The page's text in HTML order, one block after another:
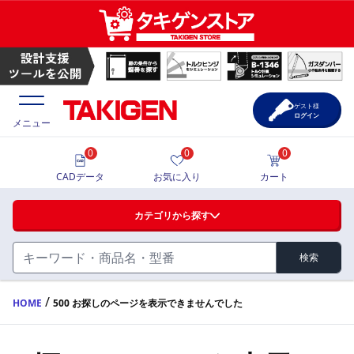
ハンドル・取手・つまみ・周辺機器
FA・A
蝶番・ステー・周辺機器
価格一覧
製品カタログ
メニュー
カテゴリから探す
検索
0
CADデータ
0
お気に入り
0
カート
ゲスト様
ログイン
HOME / 500 お探しのページを表示できませんでした